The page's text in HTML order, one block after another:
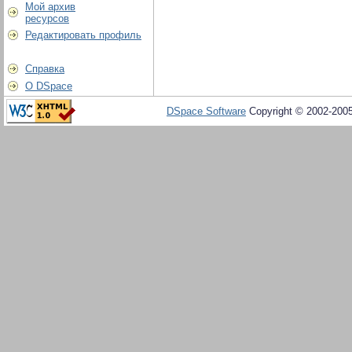
Мой архив
ресурсов
Редактировать профиль
Справка
О DSpace
DSpace Software Copyright © 2002-